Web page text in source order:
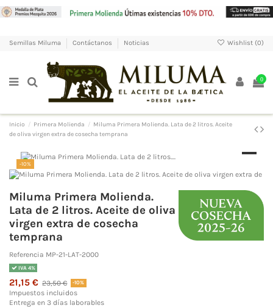
Semillas Miluma Contáctanos Noticias Wishlist (0)
0
Inicio Primera Molienda
Miluma Primera Molienda. Lata de 2 litros. Aceite
de oliva virgen extra de cosecha temprana
-10%
Miluma Primera Molienda.
Lata de 2 litros. Aceite de oliva
virgen extra de cosecha
temprana
Referencia MP-21-LAT-2000
IVA 4%
21,15 € 23,50 € -10%
Impuestos incluidos
Entrega en 3 días laborables